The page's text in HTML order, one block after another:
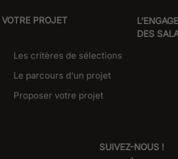
VOTRE PROJET
Les critères de sélections
Le parcours d'un projet
Proposer votre projet
DES
SUIVEZ-NOUS !